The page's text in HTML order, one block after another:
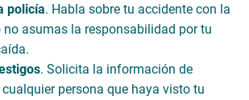
policía. Habla sobre tu accidente con la
no asumas la responsabilidad por tu
. Solicita la información de
persona que haya visto tu